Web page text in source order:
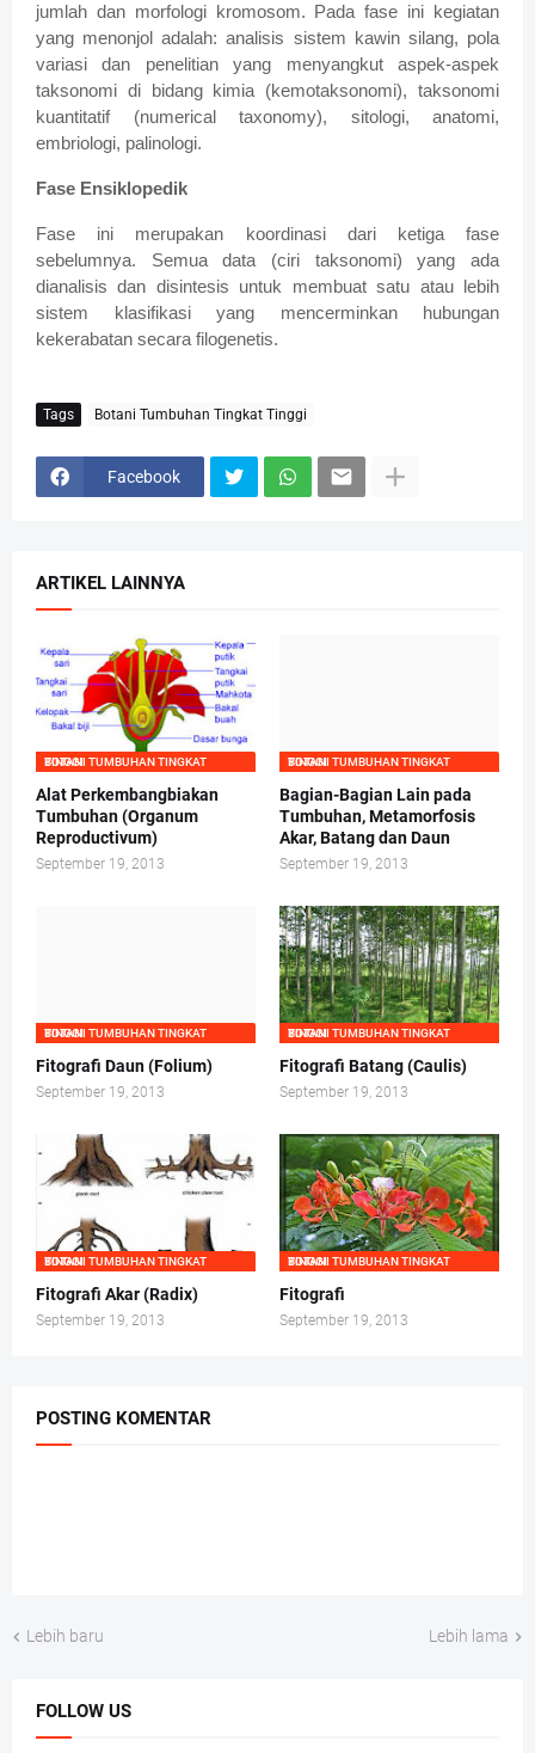
jumlah dan morfologi kromosom. Pada fase ini kegiatan
yang menonjol adalah: analisis sistem kawin silang, pola
variasi dan penelitian yang menyangkut aspek-aspek
taksonomi di bidang kimia (kemotaksonomi), taksonomi
kuantitatif (numerical taxonomy), sitologi, anatomi,
embriologi, palinologi.
Fase Ensiklopedik
Fase ini merupakan koordinasi dari ketiga fase
sebelumnya. Semua data (ciri taksonomi) yang ada
dianalisis dan disintesis untuk membuat satu atau lebih
sistem klasifikasi yang mencerminkan hubungan
kekerabatan secara filogenetis.
Tags Botani Tumbuhan Tingkat Tinggi
Facebook
ARTIKEL LAINNYA
BOTANI TUMBUHAN TINGKAT TINGGI
Alat Perkembangbiakan
Tumbuhan (Organum
Reproductivum)
September 19, 2013
BOTANI TUMBUHAN TINGKAT TINGGI
Bagian-Bagian Lain pada
Tumbuhan, Metamorfosis
Akar, Batang dan Daun
September 19, 2013
BOTANI TUMBUHAN TINGKAT TINGGI
Fitografi Daun (Folium)
September 19, 2013
BOTANI TUMBUHAN TINGKAT TINGGI
Fitografi Batang (Caulis)
September 19, 2013
BOTANI TUMBUHAN TINGKAT TINGGI
Fitografi Akar (Radix)
September 19, 2013
BOTANI TUMBUHAN TINGKAT TINGGI
Fitografi
September 19, 2013
POSTING KOMENTAR
Lebih baru Lebih lama
FOLLOW US